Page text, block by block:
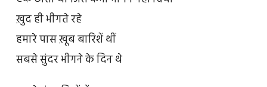
ख़ुद ही भीगते रहे
हमारे पास ख़ूब बारिशें थीं
सबसे सुंदर भीगने के दिन थे